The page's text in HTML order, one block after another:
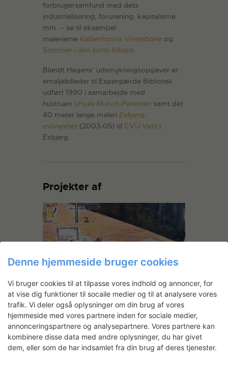
forbrugersamfund med dets
industrialisering, forurening, kapitalisme
mm. – se til eksempel
malerierne Københavns Vinterbane og
Sommer i den sorte firkant.
Blandt Hagens’ udsmykningsopgaver er
emaljebilleder til Espergærde Bibliotek
udført 1990 i samarbejde med
hustruen Ursula Munch-Petersen samt det
40 meter lange maleri Esbjerg-
evangeliet (2003-05) til CVU Vest i
Esbjerg.
Projekter af
Fløj-altre til Skovlunde Kirke
Erik Hagens har fået til opgave at
udsmykke seks nye tre-fløjede alterskabe
til Skovlunde Kirke. Hvert skab vil have en
historie at fortælle fra en særlig bibelsk
Denne hjemmeside bruger cookies
Vi bruger cookies til at tilpasse vores indhold og annoncer, for
at vise dig funktioner til socaile medier og til at analysere vores
trafik. Vi deler også oplysninger om din brug af vores
hjemmeside med vores partnere inden for sociale medier,
annonceringspartnere og analysepartnere. Vores partnere kan
kombinere disse data med andre oplysninger, du har givet
dem, eller som de har indsamlet fra din brug af deres tjenester.